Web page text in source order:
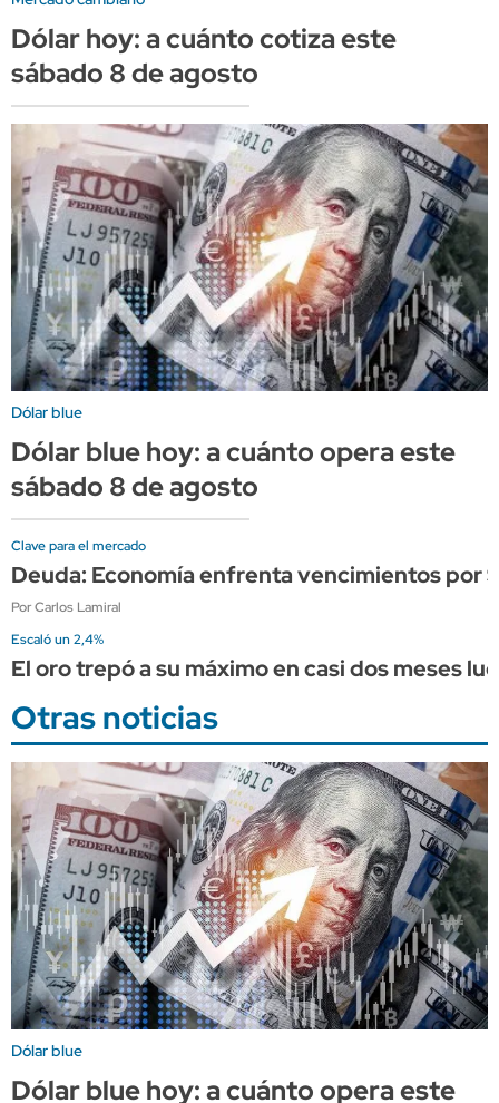
Dólar hoy: a cuánto cotiza este
sábado 8 de agosto
Dólar blue
Dólar blue hoy: a cuánto opera este
sábado 8 de agosto
Clave para el mercado
Deuda: Economía enfrenta vencimientos por
Por Carlos Lamiral
Escaló un 2,4%
El oro trepó a su máximo en casi dos meses
Otras noticias
Dólar blue
Dólar blue hoy: a cuánto opera este